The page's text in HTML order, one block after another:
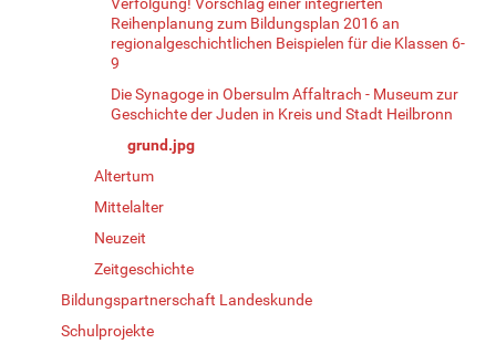
Reihenplanung zum Bildungsplan 2016 an
regionalgeschichtlichen Beispielen für die Klassen 6-
9
Die Synagoge in Obersulm Affaltrach - Museum zur
Geschichte der Juden in Kreis und Stadt Heilbronn
grund.jpg
Altertum
Mittelalter
Neuzeit
Zeitgeschichte
Bildungspartnerschaft Landeskunde
Schulprojekte